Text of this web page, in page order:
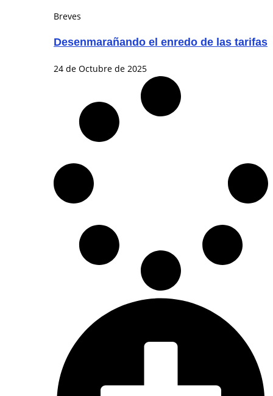
Breves
Desenmarañando el enredo de las tarifas
24 de Octubre de 2025